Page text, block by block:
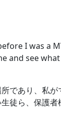
I was a
and see
であり、私
徒ら、保護者